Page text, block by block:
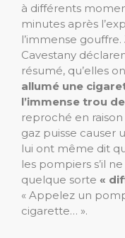
à différents
minutes après
l’immense
Cavestany
résumé, qu’elles
allumé une
l’immense trou
reproché en
gaz puisse causer
lui ont même dit
les pompiers s’il
quelque sorte «
« Appelez un
cigarette… ».